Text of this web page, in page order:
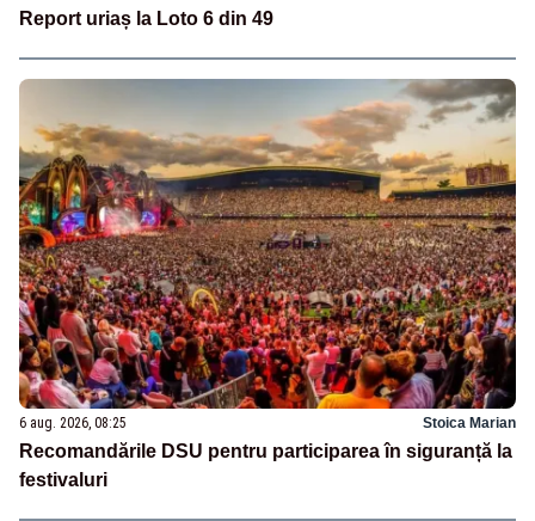
Report uriaș la Loto 6 din 49
6 aug. 2026, 08:25 Stoica Marian
Recomandările DSU pentru participarea în siguranță la
festivaluri